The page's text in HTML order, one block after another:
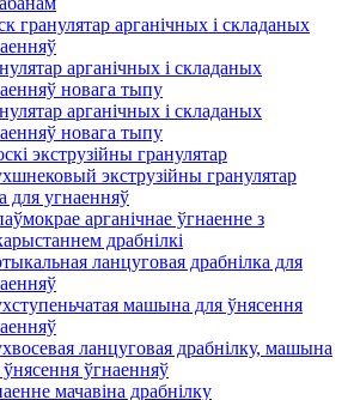
гранулятар арганічных і складаных
арганічных і складаных
новага тыпу
арганічных і складаных
новага тыпу
экструзійны гранулятар
экструзійны гранулятар
для угнаенняў
арганічнае ўгнаенне з
драбнілкі
ланцуговая драбнілка для
машына для ўнясення
ланцуговая драбнілку, машына
ўнясення ўгнаенняў
мачавіна драбнілку